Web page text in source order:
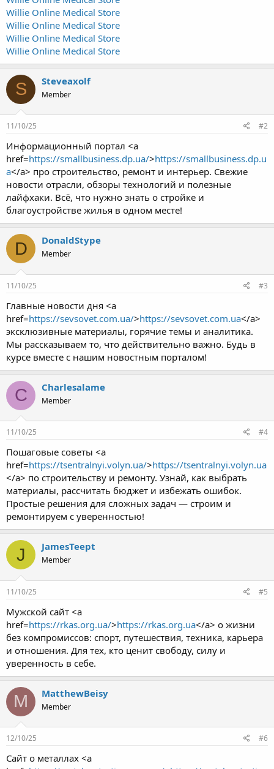
Willie Online Medical Store
Willie Online Medical Store
Willie Online Medical Store
Willie Online Medical Store
S Steveaxolf
Member
11/10/25 #2
Информационный портал <a
href=https://smallbusiness.dp.ua/>https://smallbusiness.dp.u
a</a> про строительство, ремонт и интерьер. Свежие
новости отрасли, обзоры технологий и полезные
лайфхаки. Всё, что нужно знать о стройке и
благоустройстве жилья в одном месте!
D DonaldStype
Member
11/10/25 #3
Главные новости дня <a
href=https://sevsovet.com.ua/>https://sevsovet.com.ua</a>
эксклюзивные материалы, горячие темы и аналитика.
Мы рассказываем то, что действительно важно. Будь в
курсе вместе с нашим новостным порталом!
C Charlesalame
Member
11/10/25 #4
Пошаговые советы <a
href=https://tsentralnyi.volyn.ua/>https://tsentralnyi.volyn.ua
</a> по строительству и ремонту. Узнай, как выбрать
материалы, рассчитать бюджет и избежать ошибок.
Простые решения для сложных задач — строим и
ремонтируем с уверенностью!
J JamesTeept
Member
11/10/25 #5
Мужской сайт <a
href=https://rkas.org.ua/>https://rkas.org.ua</a> о жизни
без компромиссов: спорт, путешествия, техника, карьера
и отношения. Для тех, кто ценит свободу, силу и
уверенность в себе.
M MatthewBeisy
Member
12/10/25 #6
Сайт о металлах <a